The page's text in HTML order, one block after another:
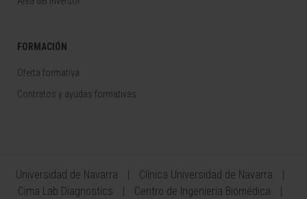
FORMACIÓN
Oferta formativa
Contratos y ayudas formativas
Universidad de Navarra
Clínica Universidad de Navarra
Cima Lab Diagnostics
Centro de Ingeniería Biomédica